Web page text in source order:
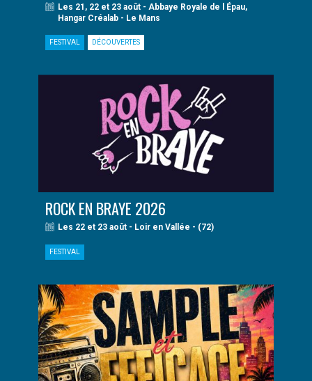
Les 21, 22 et 23 août - Abbaye Royale de l Épau,
Hangar Créalab - Le Mans
FESTIVAL DÉCOUVERTES
ROCK EN BRAYE 2026
Les 22 et 23 août - Loir en Vallée - (72)
FESTIVAL